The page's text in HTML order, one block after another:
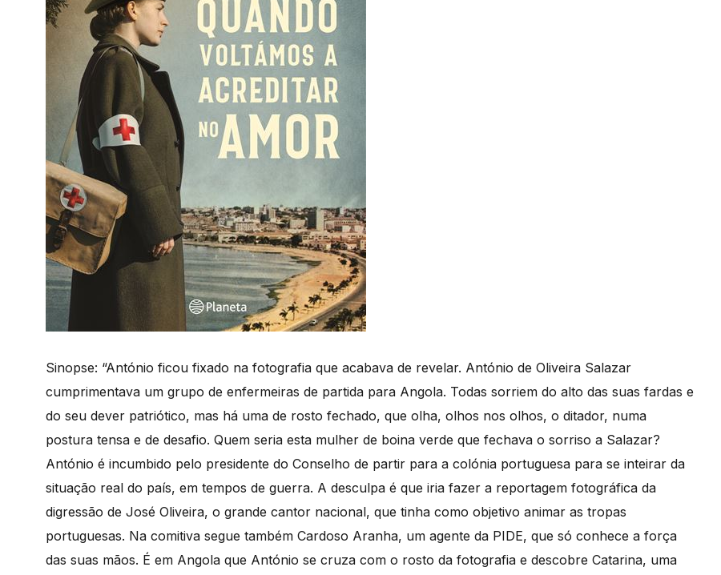
Sinopse: “António ficou fixado na fotografia que acabava de revelar. António de Oliveira Salazar
cumprimentava um grupo de enfermeiras de partida para Angola. Todas sorriem do alto das suas fardas e
do seu dever patriótico, mas há uma de rosto fechado, que olha, olhos nos olhos, o ditador, numa
postura tensa e de desafio. Quem seria esta mulher de boina verde que fechava o sorriso a Salazar?
António é incumbido pelo presidente do Conselho de partir para a colónia portuguesa para se inteirar da
situação real do país, em tempos de guerra. A desculpa é que iria fazer a reportagem fotográfica da
digressão de José Oliveira, o grande cantor nacional, que tinha como objetivo animar as tropas
portuguesas. Na comitiva segue também Cardoso Aranha, um agente da PIDE, que só conhece a força
das suas mãos. É em Angola que António se cruza com o rosto da fotografia e descobre Catarina, uma